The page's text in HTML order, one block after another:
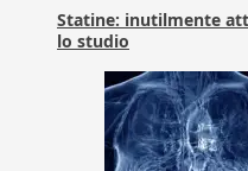
Statine: inutilmente
lo studio